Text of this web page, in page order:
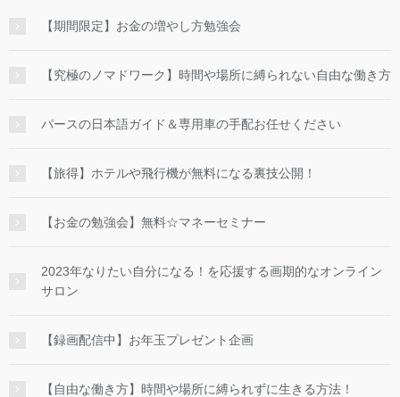
【期間限定】お金の増やし方勉強会
【究極のノマドワーク】時間や場所に縛られない自由な働き方
パースの日本語ガイド＆専用車の手配お任せください
【旅得】ホテルや飛行機が無料になる裏技公開！
【お金の勉強会】無料☆マネーセミナー
2023年なりたい自分になる！を応援する画期的なオンライン
サロン
【録画配信中】お年玉プレゼント企画
【自由な働き方】時間や場所に縛られずに生きる方法！